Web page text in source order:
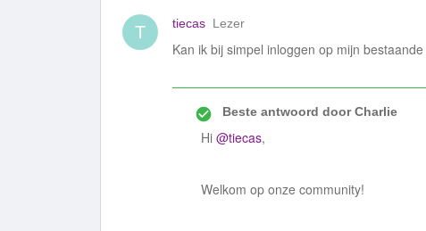
T tiecas Lezer
Kan ik bij simpel inloggen op mijn
Beste antwoord doorCharlie
Hi @tiecas,
Welkom op onze community!